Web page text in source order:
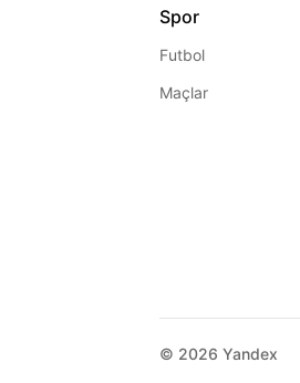
Spor
Futbol
Maçlar
© 2026 Yandex